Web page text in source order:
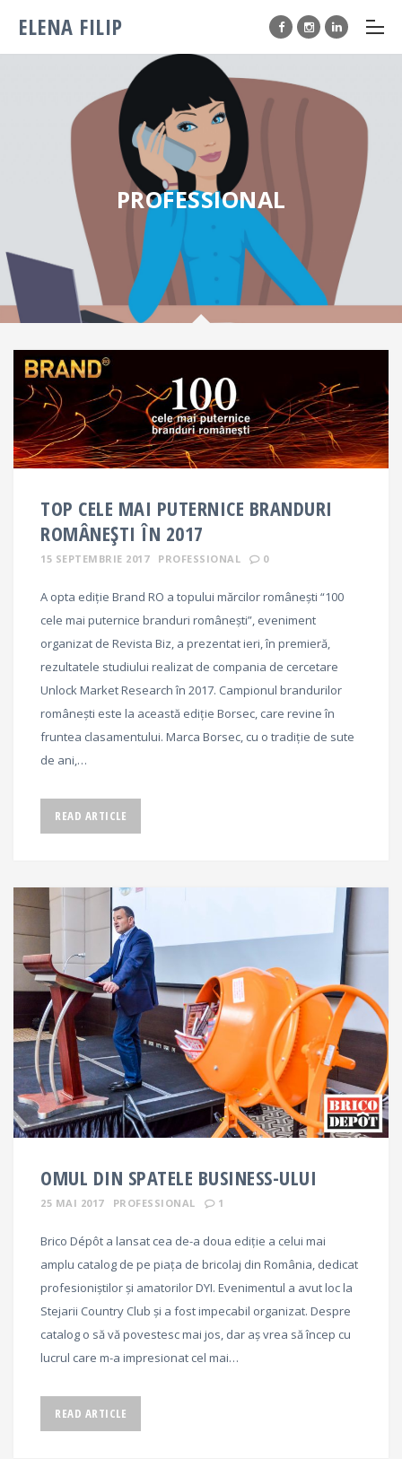
ELENA FILIP
PROFESSIONAL
TOP CELE MAI PUTERNICE BRANDURI
ROMÂNEȘTI ÎN 2017
15 SEPTEMBRIE 2017 PROFESSIONAL 0
A opta ediţie Brand RO a topului mărcilor româneşti “100
cele mai puternice branduri româneşti”, eveniment
organizat de Revista Biz, a prezentat ieri, în premieră,
rezultatele studiului realizat de compania de cercetare
Unlock Market Research în 2017. Campionul brandurilor
româneşti este la această ediţie Borsec, care revine în
fruntea clasamentului. Marca Borsec, cu o tradiție de sute
de ani,…
READ ARTICLE
OMUL DIN SPATELE BUSINESS-ULUI
25 MAI 2017 PROFESSIONAL 1
Brico Dépôt a lansat cea de-a doua ediție a celui mai
amplu catalog de pe piața de bricolaj din România, dedicat
profesioniștilor și amatorilor DYI. Evenimentul a avut loc la
Stejarii Country Club și a fost impecabil organizat. Despre
catalog o să vă povestesc mai jos, dar aș vrea să încep cu
lucrul care m-a impresionat cel mai…
READ ARTICLE